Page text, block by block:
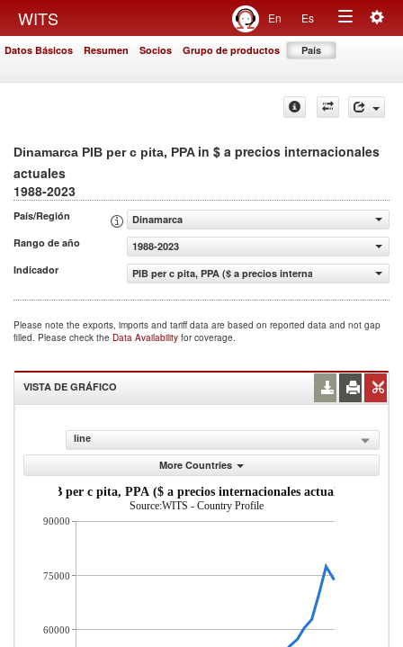
WITS En Es
Toggle
Datos Básicos Resumen Socios Grupo de productos País
Dinamarca PIB per c pita, PPA in $ a precios internacionales
actuales
1988-2023
País/Región
Dinamarca
Rango de año
1988-2023
Indicador
PIB per c pita, PPA ($ a precios internacionales actuales)
Please note the exports, imports and tariff data are based on reported data and not gap
filled. Please check the Data Availability for coverage.
VISTA DE GRÁFICO
line
More Countries
PIB per c pita, PPA ($ a precios internacionales actuales)
Source:WITS - Country Profile
90000
75000
60000